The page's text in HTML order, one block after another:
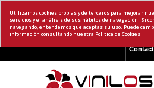
Utilizamos cookies propias y de terceros para mejorar
servicios y el análisis de sus hábitos de navegación. Si
navegando, entendemos que aceptas su uso. Puede
información consultando nuestra Política de Cookies